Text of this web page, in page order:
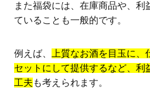
また福袋には、在庫商品や、
ていることも一般的です。
例えば、
上質なお酒を目玉に
セットにして提供するなど、利
工夫 も考えられます。